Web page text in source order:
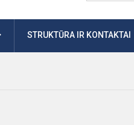
DAUGIAUSTRUKTŪRA IR KONTAKTAI